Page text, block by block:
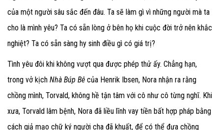
của một người sâu sắc đến đâu. Ta sẽ làm gì vì những người mà ta
cho là mình yêu? Ta có sẵn lòng ở bên họ khi cuộc đời trở nên khắc
nghiệt? Ta có sẵn sàng hy sinh điều gì có giá trị?
Tình yêu đôi khi không vượt qua được phép thử ấy. Chẳng hạn,
trong vở kịch Nhà Búp Bê của Henrik Ibsen, Nora nhận ra rằng
chồng mình, Torvald, không hề tận tâm với cô như cô từng nghĩ. Khi
xưa, Torvald lâm bệnh, Nora đã liều lĩnh vay tiền bất hợp pháp bằng
cách giả mạo chữ ký người cha đã khuất, để có thể đưa chồng